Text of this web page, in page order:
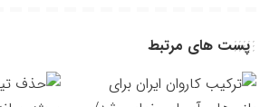
پست های مرتبط